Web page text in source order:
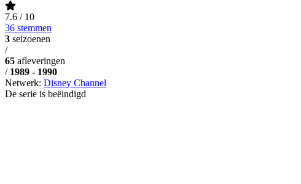
7.6 / 10
36 stemmen
3 seizoenen
/
65 afleveringen
/ 1989 - 1990
Netwerk: Disney Channel
De serie is beëindigd